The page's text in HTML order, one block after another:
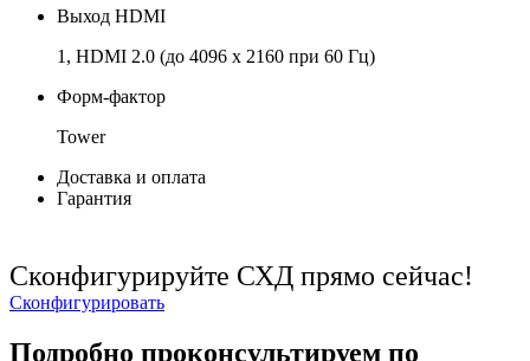
Выход HDMI
1, HDMI 2.0 (до 4096 x 2160 при 60 Гц)
Форм-фактор
Tower
Доставка и оплата
Гарантия
Сконфигурируйте СХД прямо сейчас!
Сконфигурировать
Подробно проконсультируем по